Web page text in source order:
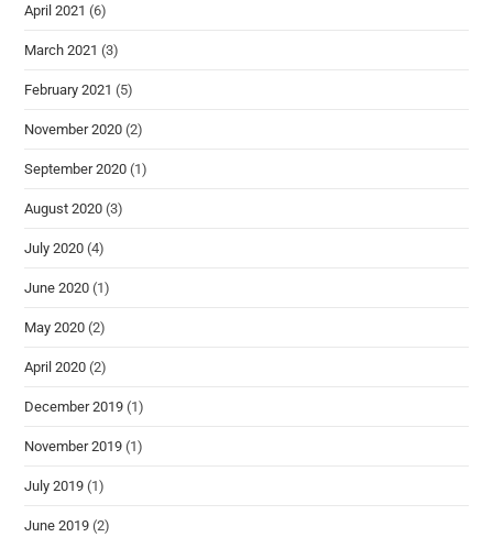
April 2021 (6)
March 2021 (3)
February 2021 (5)
November 2020 (2)
September 2020 (1)
August 2020 (3)
July 2020 (4)
June 2020 (1)
May 2020 (2)
April 2020 (2)
December 2019 (1)
November 2019 (1)
July 2019 (1)
June 2019 (2)